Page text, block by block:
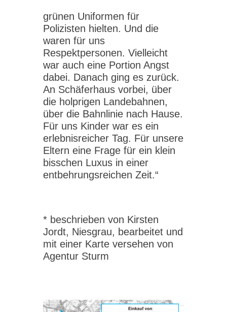
grünen Uniformen für
Polizisten hielten. Und die
waren für uns
Respektpersonen. Vielleicht
war auch eine Portion Angst
dabei. Danach ging es zurück.
An Schäferhaus vorbei, über
die holprigen Landebahnen,
über die Bahnlinie nach Hause.
Für uns Kinder war es ein
erlebnisreicher Tag. Für unsere
Eltern eine Frage für ein klein
bisschen Luxus in einer
entbehrungsreichen Zeit.“
* beschrieben von Kirsten
Jordt, Niesgrau, bearbeitet und
mit einer Karte versehen von
Agentur Sturm